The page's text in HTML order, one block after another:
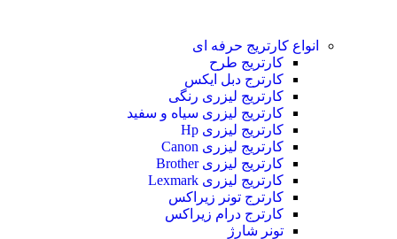
انواع کارتریج حرفه ای
کارتریج طرح
کارترج دبل ایکس
کارتریج لیزری رنگی
کارتریج لیزری سیاه و سفید
کارتریج لیزری Hp
کارتریج لیزری Canon
کارتریج لیزری Brother
کارتریج لیزری Lexmark
کارترج تونر زیراکس
کارترج درام زیراکس
تونر شارژ